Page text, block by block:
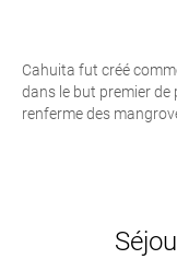
Cahuita fut créé
dans le but premier de
renferme des